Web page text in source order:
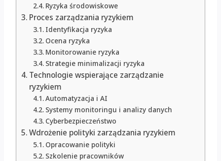
Ryzyka środowiskowe
Proces zarządzania ryzykiem
Identyfikacja ryzyka
Ocena ryzyka
Monitorowanie ryzyka
Strategie minimalizacji ryzyka
Technologie wspierające zarządzanie
ryzykiem
Automatyzacja i AI
Systemy monitoringu i analizy danych
Cyberbezpieczeństwo
Wdrożenie polityki zarządzania ryzykiem
Opracowanie polityki
Szkolenie pracowników